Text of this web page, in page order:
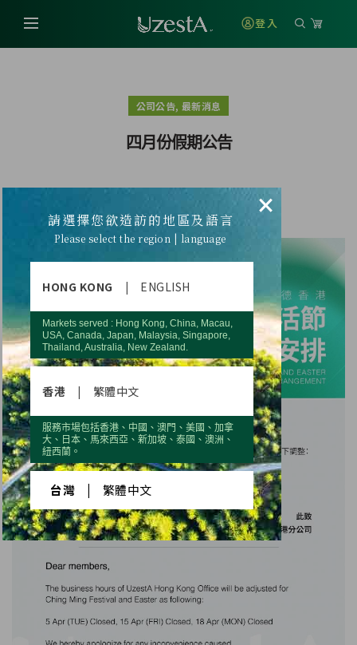
登入
公司公告, 最新消息
四月份假期公告
四月份假期公告 ×
請選擇您欲造訪的地區及語言
Please select the region | language
HONG KONG | ENGLISH
Markets served : Hong Kong, China, Macau,
USA, Canada, Japan, Malaysia, Singapore,
Thailand, Australia, New Zealand.
香港 | 繁體中文
服務市場包括香港、中國、澳門、美國、加拿
大、日本、馬來西亞、新加坡、泰國、澳洲、
紐西蘭。
台灣 | 繁體中文